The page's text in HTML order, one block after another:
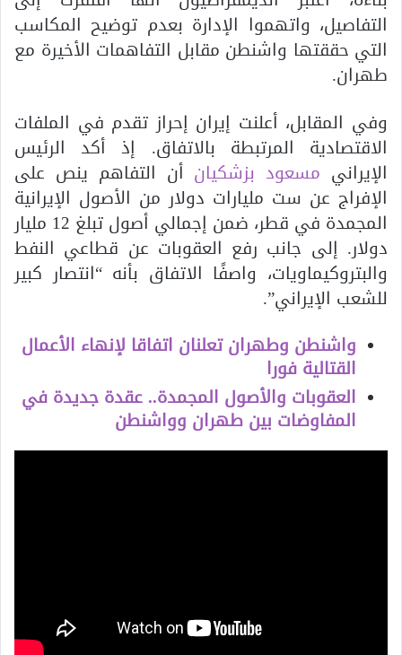
التفاصيل، واتهموا الإدارة بعدم توضيح المكاسب
التي حققتها واشنطن مقابل التفاهمات الأخيرة مع
طهران.
وفي المقابل، أعلنت إيران إحراز تقدم في الملفات
الاقتصادية المرتبطة بالاتفاق. إذ أكد الرئيس
الإيراني مسعود بزشكيان أن التفاهم ينص على
الإفراج عن ست مليارات دولار من الأصول الإيرانية
المجمدة في قطر، ضمن إجمالي أصول تبلغ 12 مليار
دولار. إلى جانب رفع العقوبات عن قطاعي النفط
والبتروكيماويات، واصفًا الاتفاق بأنه “انتصار كبير
للشعب الإيراني”.
واشنطن وطهران تعلنان اتفاقا لإنهاء الأعمال
القتالية فورا
العقوبات والأصول المجمدة.. عقدة جديدة في
المفاوضات بين طهران وواشنطن